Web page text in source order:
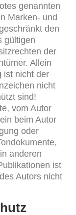
genannten
Marken- und
den
gültigen
der
Allein
ist nicht der
nicht
sind!
vom Autor
beim Autor
oder
anderen
ist
Autors nicht